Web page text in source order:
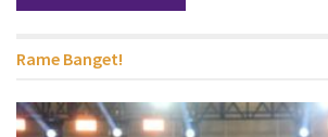
Rame Banget!